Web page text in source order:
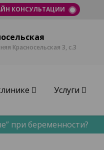
КОНСУЛЬТАЦИИ
Красносельская 3, с.3
Услуги
при беременности?